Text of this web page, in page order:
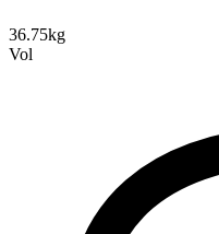
36.75kg
Vol